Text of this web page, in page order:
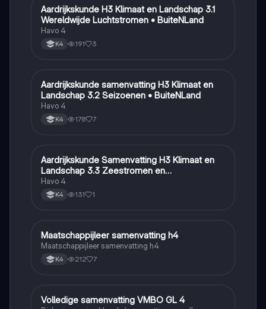
Aardrijkskunde
Aardrijkskunde H3 Klimaat en Landschap 3.1
Wereldwijde Luchtstromen • BuiteNLand
Havo 4
K4 191 3
Aardrijkskunde
Aardrijkskunde samenvatting H3 Klimaat en
Landschap 3.2 Seizoenen • BuiteNLand
Havo 4
K4 178 7
Aardrijkskunde
Aardrijkskunde Samenvatting H3 Klimaat en
Landschap 3.3 Zeestromen en
Klimaatgebieden • BuiteNLand
Havo 4
K4 131 1
Maatschappijleer
Maatschappijleer samenvatting h4
Maatschappijleer samenvatting h4
K4 212 7
Biologie
Volledige samenvatting VMBO GL 4